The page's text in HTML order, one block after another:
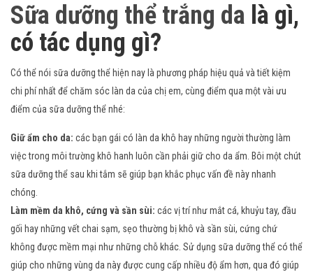
Sữa dưỡng thể trắng da là gì,
có tác dụng gì?
Có thể nói sữa dưỡng thể hiện nay là phương pháp hiệu quả và tiết kiệm
chi phí nhất để chăm sóc làn da của chị em, cùng điểm qua một vài ưu
điểm của sữa dưỡng thể nhé:
Giữ ẩm cho da: các bạn gái có làn da khô hay những người thường làm
việc trong môi trường khô hanh luôn cần phải giữ cho da ẩm. Bôi một chút
sữa dưỡng thể sau khi tắm sẽ giúp bạn khắc phục vấn đề này nhanh
chóng.
Làm mềm da khô, cứng và sần sùi: các vị trí như mắt cá, khuỷu tay, đầu
gối hay những vết chai sạm, sẹo thường bị khô và sần sùi, cứng chứ
không được mềm mại như những chỗ khác. Sử dụng sữa dưỡng thể có thể
giúp cho những vùng da này được cung cấp nhiều độ ẩm hơn, qua đó giúp